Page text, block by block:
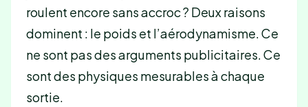
roulent encore sans accroc ? Deux raisons
dominent : le poids et l’aérodynamisme. Ce
ne sont pas des arguments publicitaires. Ce
sont des physiques mesurables à chaque
sortie.